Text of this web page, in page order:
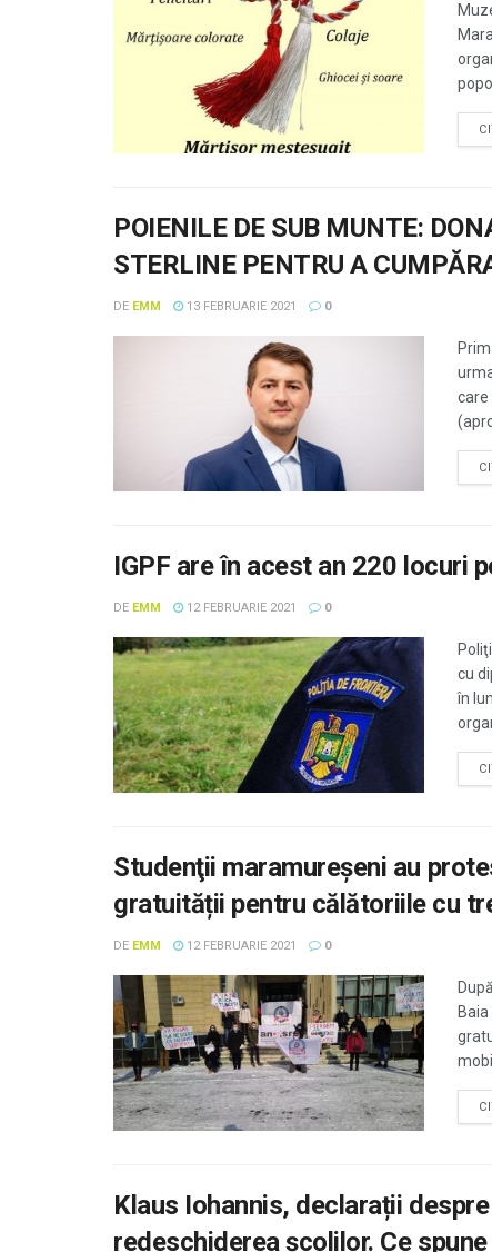
POIENILE DE SUB MUNTE:
STERLINE PENTRU A
DE EMM 13 FEBRUARIE 2021 0
care
IGPF are în acest an 220 locuri
DE EMM 12 FEBRUARIE 2021 0
cu
în
Studenţii maramureşeni au
gratuității pentru călătoriile cu
DE EMM 12 FEBRUARIE 2021 0
Klaus Iohannis, declarații
redeschiderea școlilor. Ce